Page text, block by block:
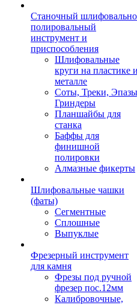
Станочный
полировальный
инструмент и
приспособления
Шлифовальные
круги на пластике и
металле
Соты, Треки,
Гриндеры
Планшайбы для
станка
Баффы для
финишной
полировки
Алмазные фикерты
Шлифовальные чашки
(фаты)
Сегментные
Сплошные
Выпуклые
Фрезерный инструмент
для камня
Фрезы под ручной
фрезер пос.12мм
Калибровочные,